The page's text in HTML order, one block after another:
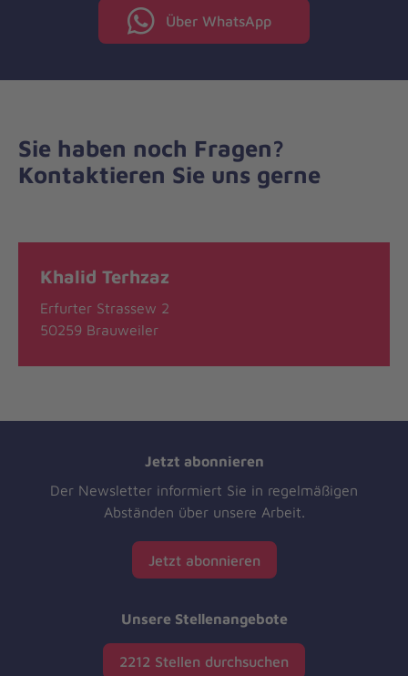
Über WhatsApp
Sie haben noch Fragen?
Kontaktieren Sie uns gerne
Khalid Terhzaz
Erfurter Strassew 2
50259 Brauweiler
Jetzt abonnieren
Der Newsletter informiert Sie in regelmäßigen
Abständen über unsere Arbeit.
Jetzt abonnieren
Unsere Stellenangebote
2212 Stellen durchsuchen